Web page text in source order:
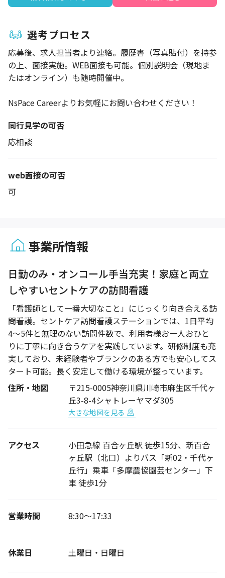
選考プロセス
応募後、求人担当者より連絡。履歴書（写真貼付）を持参
の上、面接実施。WEB面接も可能。個別説明会（現地ま
たはオンライン）も随時開催中。
NsPace Careerよりお気軽にお問い合わせください！
同行見学の可否
応相談
web面接の可否
可
事業所情報
日勤のみ・オンコール手当充実！家庭と両立
しやすいセントケアの訪問看護
「看護師として一番大切なこと」にじっくり向き合える訪
問看護。セントケア訪問看護ステーションでは、1日平均
4〜5件と無理のない訪問件数で、利用者様お一人おひと
りに丁寧に向き合うケアを実践しています。研修制度も充
実しており、未経験者やブランクのある方でも安心してス
タート可能。長く安定して働ける環境が整っています。
住所・地図
〒215-0005神奈川県川崎市麻生区千代ヶ
丘3-8-4シャトレーヤマダ305
大きな地図を見る
アクセス
小田急線 百合ヶ丘駅 徒歩15分、新百合
ヶ丘駅（北口）よりバス「新02・千代ヶ
丘行」乗車「多摩農協園芸センター」下
車 徒歩1分
営業時間 8:30〜17:33
休業日 土曜日・日曜日